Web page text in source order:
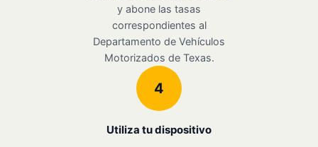
y abone las tasas
correspondientes al
Departamento de Vehículos
Motorizados de Texas.
4
Utiliza tu dispositivo